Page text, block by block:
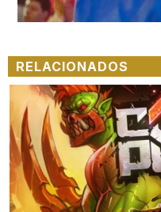
RELACIONADOS